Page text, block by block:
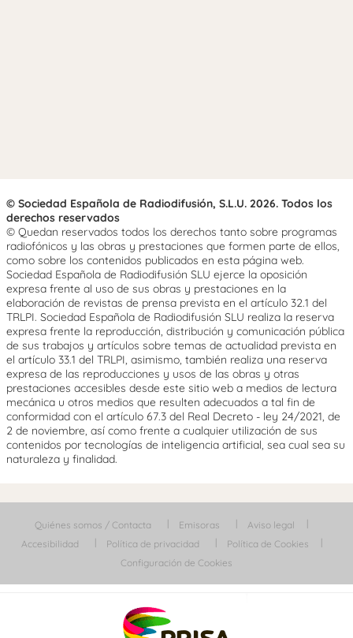
© Sociedad Española de Radiodifusión, S.L.U. 2026. Todos los
derechos reservados
© Quedan reservados todos los derechos tanto sobre programas
radiofónicos y las obras y prestaciones que formen parte de ellos,
como sobre los contenidos publicados en esta página web.
Sociedad Española de Radiodifusión SLU ejerce la oposición
expresa frente al uso de sus obras y prestaciones en la
elaboración de revistas de prensa prevista en el artículo 32.1 del
TRLPI. Sociedad Española de Radiodifusión SLU realiza la reserva
expresa frente la reproducción, distribución y comunicación pública
de sus trabajos y artículos sobre temas de actualidad prevista en
el artículo 33.1 del TRLPI, asimismo, también realiza una reserva
expresa de las reproducciones y usos de las obras y otras
prestaciones accesibles desde este sitio web a medios de lectura
mecánica u otros medios que resulten adecuados a tal fin de
conformidad con el artículo 67.3 del Real Decreto - ley 24/2021, de
2 de noviembre, así como frente a cualquier utilización de sus
contenidos por tecnologías de inteligencia artificial, sea cual sea su
naturaleza y finalidad.
Quiénes somos / Contacta Emisoras
Aviso legal
Accesibilidad
Política de privacidad
Política de Cookies
Configuración de Cookies